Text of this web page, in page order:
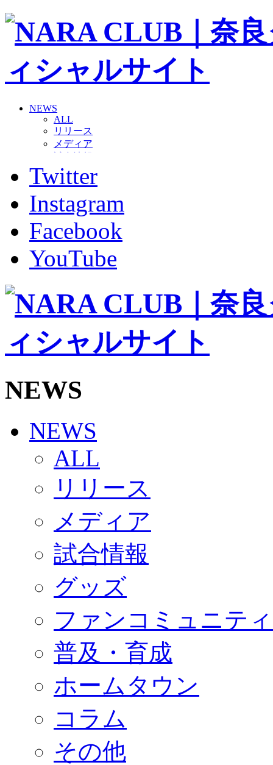
NEWS
ALL
リリース
メディア
グッズ
ファンコミュニティ
ホームタウン
コラム
その他
TEAM
2026/27トップチーム
2026/27トップチームスタッフ
バモス
チアダンススクール
ボランティアチーム「volundeer」
ビクトリーロード
HOMEGAME
観戦ルール＆マナー
Jリーグ運営管理規定
写真・動画使用ガイドライン
SCHEDULE
2026/27
練習見学時のファンサービスについて
TICKET
奈良クラブ明治安田J3リーグ2026/27シーズン試
奈良クラブ明治安田Ｊ3リーグ 2026/27シーズン「
観戦ルール＆マナー
2026/27ファンコミュニティ
サポートショップ
GOODS
オフィシャルストア（実店舗）
オンラインストア
ACADEMY
アカデミーについて
コーチ&スタッフ
ジュニア
ジュニアユース
ユース
練習拠点（ナラディーア）
SCHOOL
CLUB
パートナー募集
クラブ理念
サステナビリティ
Twitter
Instagram
Facebook
YouTube
NEWS
NEWS
ALL
リリース
メディア
試合情報
グッズ
ファンコミュニティ
普及・育成
ホームタウン
コラム
その他